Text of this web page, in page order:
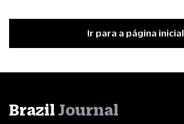
Ir para a página inicial
Brazil Journal